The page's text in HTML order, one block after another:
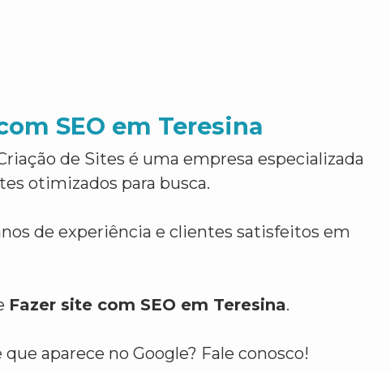
SEO em Teresina
de Sites é uma empresa especializada
otimizados para busca.
de experiência e clientes satisfeitos em
Fazer site com SEO em Teresina.
aparece no Google? Fale conosco!